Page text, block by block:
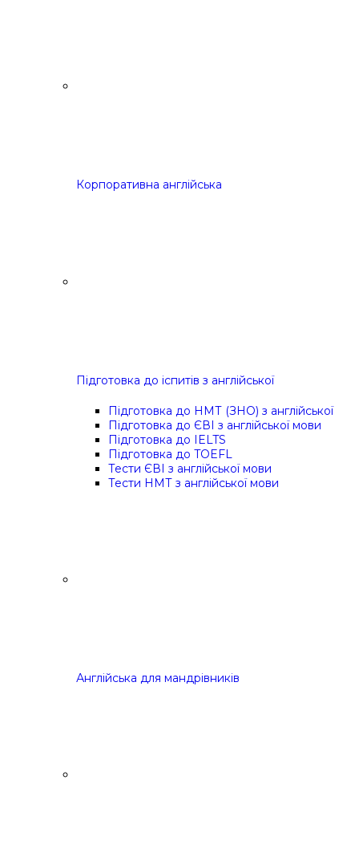
Корпоративна англійська
Підготовка до іспитів з англійської
Підготовка до НМТ (ЗНО) з англійської
Підготовка до ЄВІ з англійської мови
Підготовка до IELTS
Підготовка до TOEFL
Тести ЄВІ з англійської мови
Тести НМТ з англійської мови
Англійська для мандрівників